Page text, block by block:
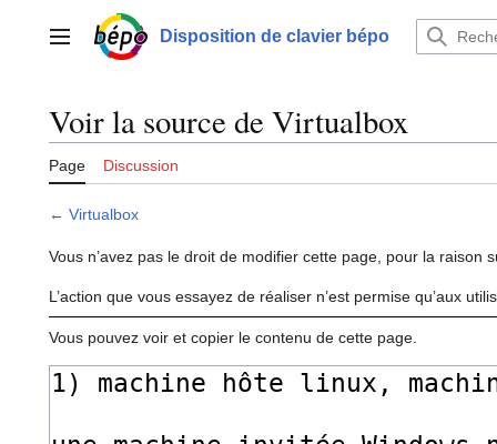
contenuMenu principalDisposition de clavier bépo
Voir la source de Virtualbox
Page Discussion
← Virtualbox
Vous n’avez pas le droit de modifier cette page, pour la raison
L’action que vous essayez de réaliser n’est permise qu’aux
Vous pouvez voir et copier le contenu de cette page.